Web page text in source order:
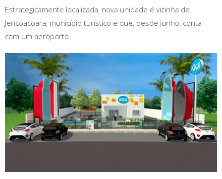
Estrategicamente localizada, nova unidade é vizinha de
Jericoacoara, município turístico e que, desde junho, conta
com um aeroporto